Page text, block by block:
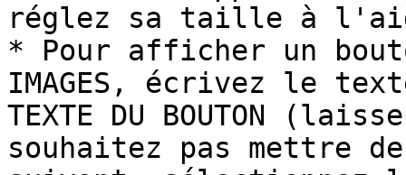
réglez sa taille à
* Pour afficher un
IMAGES, écrivez le
TEXTE DU BOUTON
souhaitez pas mettre